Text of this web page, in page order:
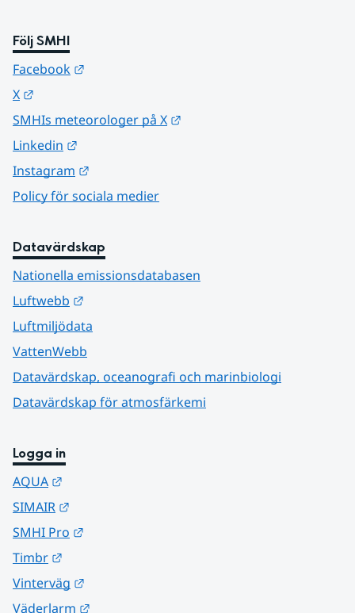
Följ SMHI
Facebook
X
SMHIs meteorologer på X
Linkedin
Instagram
Policy för sociala medier
Datavärdskap
Nationella emissionsdatabasen
Luftwebb
Luftmiljödata
VattenWebb
Datavärdskap, oceanografi och marinbiologi
Datavärdskap för atmosfärkemi
Logga in
AQUA
SIMAIR
SMHI Pro
Timbr
Vinterväg
Väderlarm